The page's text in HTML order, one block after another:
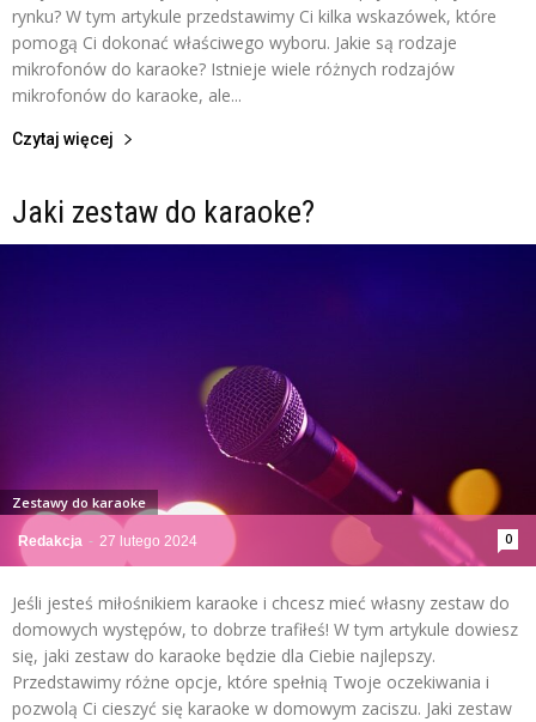
rynku? W tym artykule przedstawimy Ci kilka wskazówek, które
pomogą Ci dokonać właściwego wyboru. Jakie są rodzaje
mikrofonów do karaoke? Istnieje wiele różnych rodzajów
mikrofonów do karaoke, ale...
Czytaj więcej
Jaki zestaw do karaoke?
Redakcja - 27 lutego 2024 0
Zestawy do karaoke
Jeśli jesteś miłośnikiem karaoke i chcesz mieć własny zestaw do
domowych występów, to dobrze trafiłeś! W tym artykule dowiesz
się, jaki zestaw do karaoke będzie dla Ciebie najlepszy.
Przedstawimy różne opcje, które spełnią Twoje oczekiwania i
pozwolą Ci cieszyć się karaoke w domowym zaciszu. Jaki zestaw